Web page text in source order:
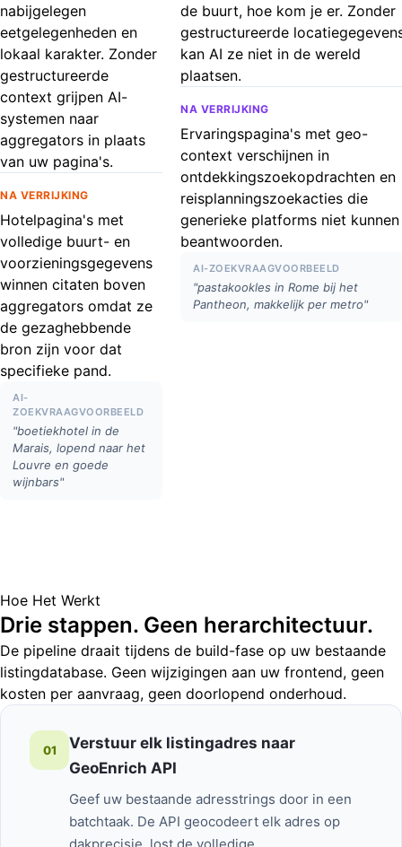
nabijgelegen
eetgelegenheden en
lokaal karakter. Zonder
gestructureerde
context grijpen AI-
systemen naar
aggregators in plaats
van uw pagina's.
NA VERRIJKING
Hotelpagina's met
volledige buurt- en
voorzieningsgegevens
winnen citaten boven
aggregators omdat ze
de gezaghebbende
bron zijn voor dat
specifieke pand.
AI-
ZOEKVRAAGVOORBEELD
"boetiekhotel in de
Marais, lopend naar het
Louvre en goede
wijnbars"
de buurt, hoe kom je er. Zonder
gestructureerde
kan AI ze niet in de wereld
plaatsen.
NA VERRIJKING
Ervaringspagina's met geo-
context verschijnen in
ontdekkingszoekopdrachten en
reisplanningszoekacties die
generieke platforms niet kunnen
beantwoorden.
AI-ZOEKVRAAGVOORBEELD
"pastakookles in Rome bij het
Pantheon, makkelijk per metro"
Hoe Het Werkt
Drie stappen. Geen herarchitectuur.
De pipeline draait tijdens de build-fase op uw bestaande
listingdatabase. Geen wijzigingen aan uw frontend, geen
kosten per aanvraag, geen doorlopend onderhoud.
01
Verstuur elk listingadres naar
GeoEnrich API
Geef uw bestaande adresstrings door in een
batchtaak. De API geocodeert elk adres op